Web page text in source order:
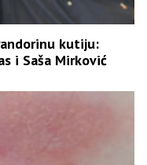
kutiju:
i Saša Mirković